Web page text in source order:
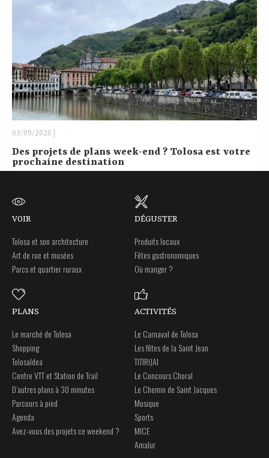
03/09/2020 |
Des projets de plans week-end ? Tolosa est votre
prochaine destination
VOIR
Tolosa et son architecture
Art de rue et musées
Parcs et quartier ruraux
DÉGUSTER
Produits locaux
Fêtes gastronomiques
Où manger ?
PLANS
Le marché de Tolosa
Shopping
Tolosaldea
Centre VTT et Station de Trail
D’autres plans à 30 minutes
Parcours à pied
Agenda
Avez-vous des projets ce weekend ?
ACTIVITÉS
Le Carnaval de Tolosa
Les fêtes de la Saint Jean
TITIRIJAI
Le Concours Choral
Le Chemin de Saint Jacques
Musique
Sports
MICE
Amalur